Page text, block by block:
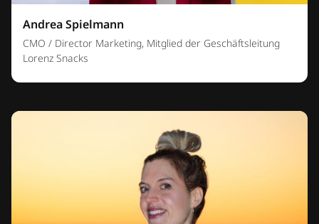
Andrea Spielmann
CMO / Director Marketing, Mitglied der Geschäftsleitung
Lorenz Snacks